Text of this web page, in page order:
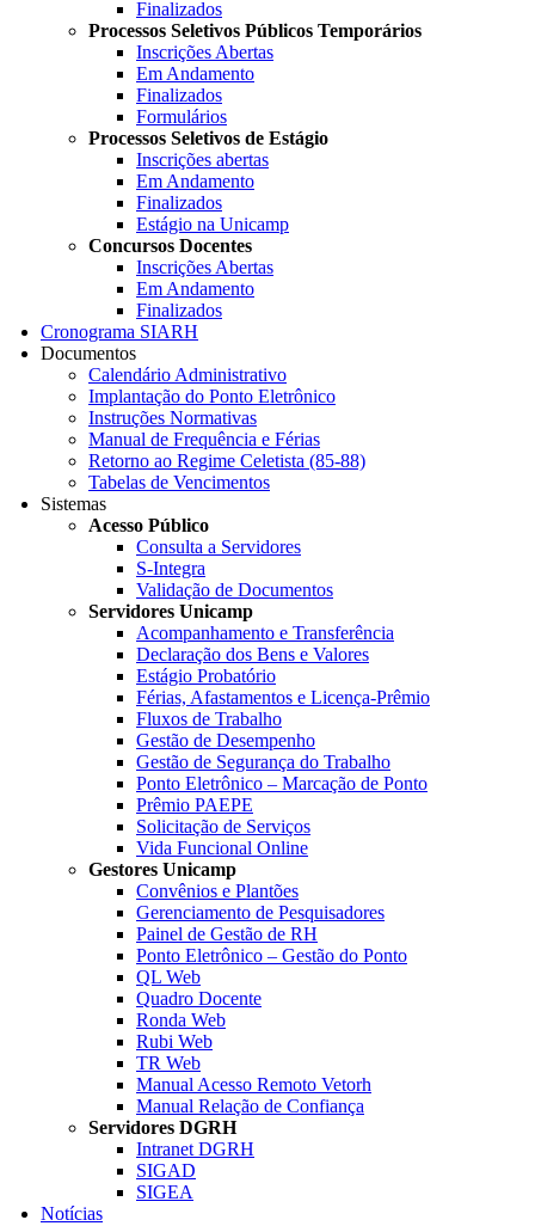
Finalizados
Processos Seletivos Públicos Temporários
Inscrições Abertas
Em Andamento
Finalizados
Formulários
Processos Seletivos de Estágio
Inscrições abertas
Em Andamento
Finalizados
Estágio na Unicamp
Concursos Docentes
Inscrições Abertas
Em Andamento
Finalizados
Cronograma SIARH
Documentos
Calendário Administrativo
Implantação do Ponto Eletrônico
Instruções Normativas
Manual de Frequência e Férias
Retorno ao Regime Celetista (85-88)
Tabelas de Vencimentos
Sistemas
Acesso Público
Consulta a Servidores
S-Integra
Validação de Documentos
Servidores Unicamp
Acompanhamento e Transferência
Declaração dos Bens e Valores
Estágio Probatório
Férias, Afastamentos e Licença-Prêmio
Fluxos de Trabalho
Gestão de Desempenho
Gestão de Segurança do Trabalho
Ponto Eletrônico – Marcação de Ponto
Prêmio PAEPE
Solicitação de Serviços
Vida Funcional Online
Gestores Unicamp
Convênios e Plantões
Gerenciamento de Pesquisadores
Painel de Gestão de RH
Ponto Eletrônico – Gestão do Ponto
QL Web
Quadro Docente
Ronda Web
Rubi Web
TR Web
Manual Acesso Remoto Vetorh
Manual Relação de Confiança
Servidores DGRH
Intranet DGRH
SIGAD
SIGEA
Notícias